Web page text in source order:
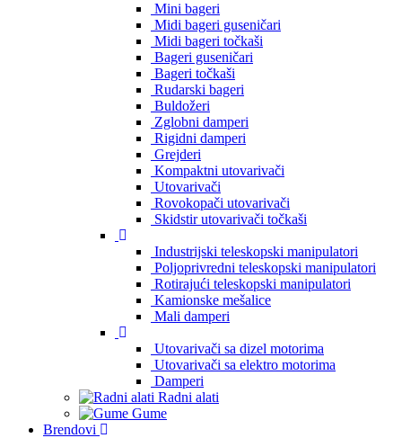
Mini bageri
Midi bageri guseničari
Midi bageri točkaši
Bageri guseničari
Bageri točkaši
Rudarski bageri
Buldožeri
Zglobni damperi
Rigidni damperi
Grejderi
Kompaktni utovarivači
Utovarivači
Rovokopači utovarivači
Skidstir utovarivači točkaši
Industrijski teleskopski manipulatori
Poljoprivredni teleskopski manipulatori
Rotirajući teleskopski manipulatori
Kamionske mešalice
Mali damperi
Utovarivači sa dizel motorima
Utovarivači sa elektro motorima
Damperi
Radni alati
Gume
Brendovi